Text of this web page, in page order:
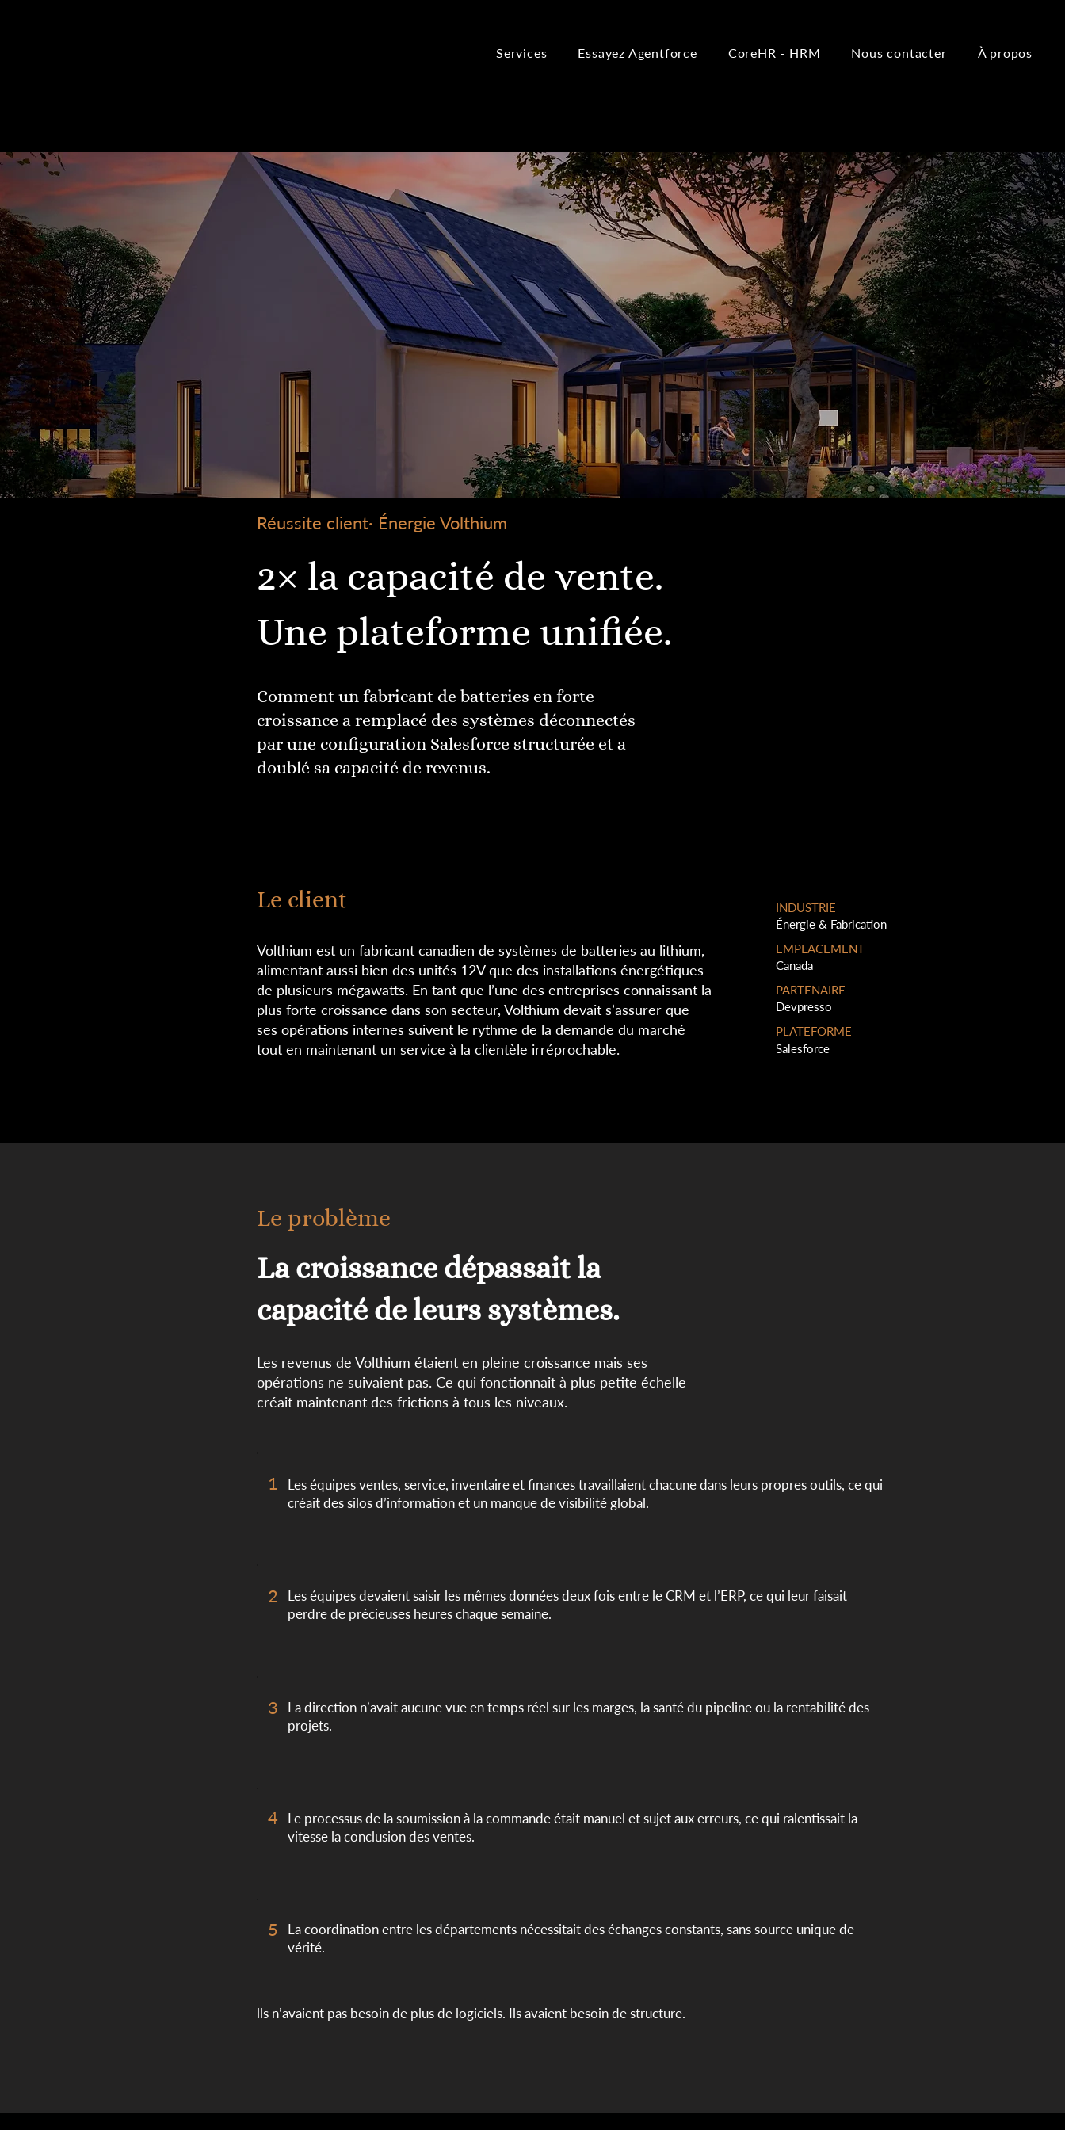
Services Essayez Agentforce CoreHR - HRM Nous contacter À propos
Réussite client· Énergie Volthium
2× la capacité de vente.
Une plateforme unifiée.
Comment un fabricant de batteries en forte
croissance a remplacé des systèmes déconnectés
par une configuration Salesforce structurée et a
doublé sa capacité de revenus.
Le client
INDUSTRIE
Énergie & Fabrication
Volthium est un fabricant canadien de systèmes de batteries au lithium,
alimentant aussi bien des unités 12V que des installations énergétiques
de plusieurs mégawatts. En tant que l’une des entreprises connaissant la
plus forte croissance dans son secteur, Volthium devait s’assurer que
ses opérations internes suivent le rythme de la demande du marché
tout en maintenant un service à la clientèle irréprochable.
EMPLACEMENT
Canada
PARTENAIRE
Devpresso
PLATEFORME
Salesforce
Le problème
La croissance dépassait la
capacité de leurs systèmes.
Les revenus de Volthium étaient en pleine croissance mais ses
opérations ne suivaient pas. Ce qui fonctionnait à plus petite échelle
créait maintenant des frictions à tous les niveaux.
1
Les équipes ventes, service, inventaire et finances travaillaient chacune dans leurs propres outils, ce qui
créait des silos d’information et un manque de visibilité global.
2
Les équipes devaient saisir les mêmes données deux fois entre le CRM et l’ERP, ce qui leur faisait
perdre de précieuses heures chaque semaine.
3
La direction n’avait aucune vue en temps réel sur les marges, la santé du pipeline ou la rentabilité des
projets.
4
Le processus de la soumission à la commande était manuel et sujet aux erreurs, ce qui ralentissait la
vitesse la conclusion des ventes.
5
La coordination entre les départements nécessitait des échanges constants, sans source unique de
vérité.
lls n’avaient pas besoin de plus de logiciels. Ils avaient besoin de structure.